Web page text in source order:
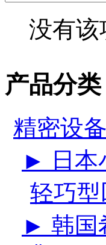
没有该
产品分类
精密设备
► 日本
轻巧
► 韩国